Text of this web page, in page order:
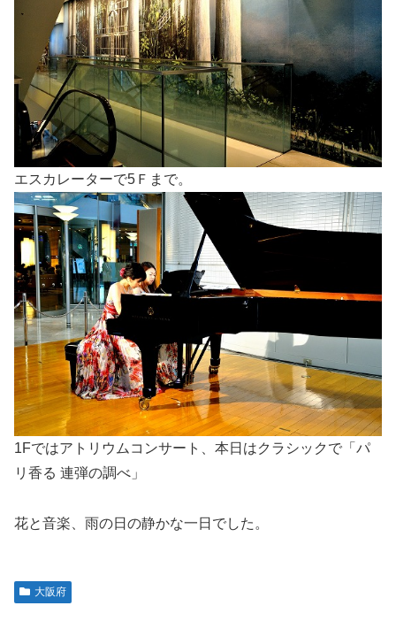
エスカレーターで5Ｆまで。
1Fではアトリウムコンサート、本日はクラシックで「パ
リ香る 連弾の調べ」
花と音楽、雨の日の静かな一日でした。
大阪府